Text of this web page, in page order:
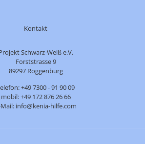
Kontakt
Schwarz-Weiß e.V.
Forststrasse 9
89297 Roggenburg
+49 7300 - 91 90 09
mobil: +49 172 876 26 66
Mail: info@kenia-hilfe.com